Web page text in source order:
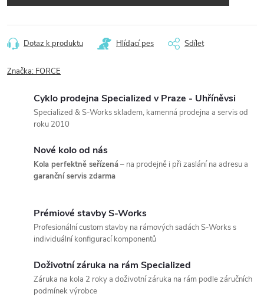
Dotaz k produktu Hlídací pes Sdílet
Značka: FORCE
Cyklo prodejna Specialized v Praze - Uhříněvsi
Specialized & S-Works skladem, kamenná prodejna a servis od
roku 2010
Nové kolo od nás
Kola perfektně seřízená– na prodejně i při zaslání na adresu a
garanční servis zdarma
Prémiové stavby S-Works
Profesionální custom stavby na rámových sadách S-Works s
individuální konfigurací komponentů
Doživotní záruka na rám Specialized
Záruka na kola 2 roky a doživotní záruka na rám podle záručních
podmínek výrobce